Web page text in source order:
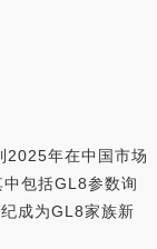
2025年在中国市场
包括GL8参数询
成为GL8家族新